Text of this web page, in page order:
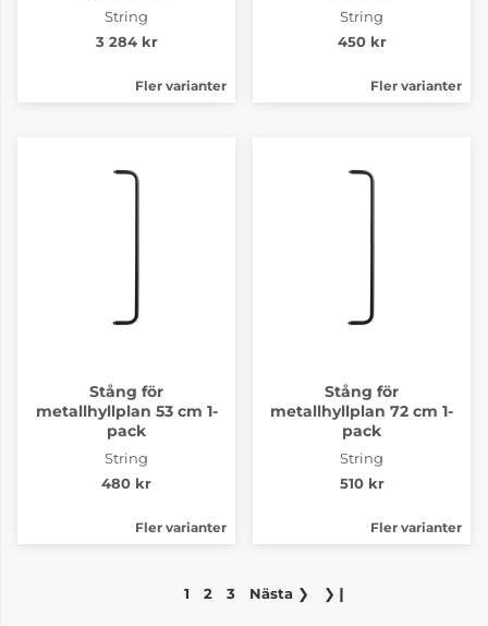
String
3 284 kr
Fler varianter
String
450 kr
Fler varianter
Stång för
metallhyllplan 53 cm 1-
pack
String
480 kr
Fler varianter
Stång för
metallhyllplan 72 cm 1-
pack
String
510 kr
Fler varianter
1 2 3 Nästa ❯ ❯❙